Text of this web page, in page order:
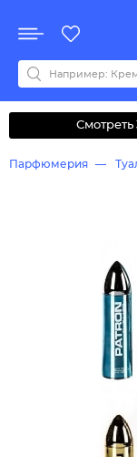
Все бренды
0-9ABCDEFGHIJKL
Смотреть
Парфюмерия